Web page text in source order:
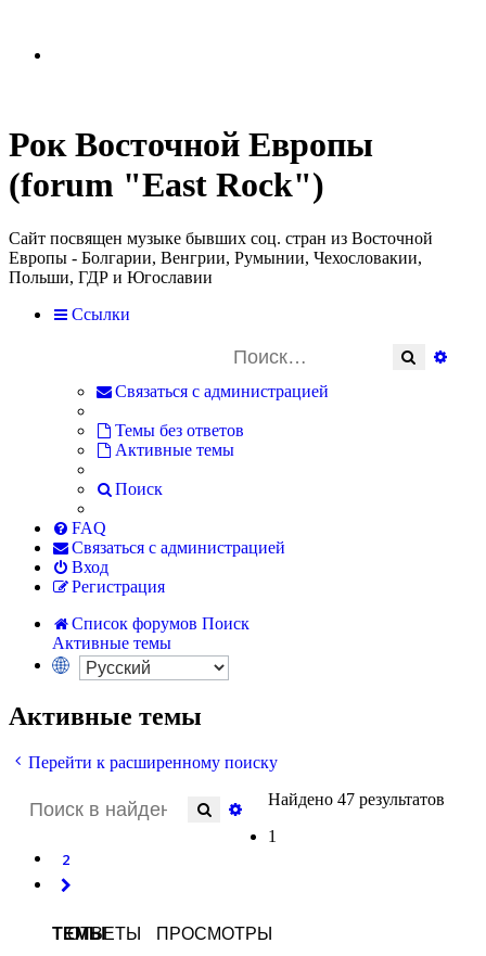
Рок Восточной Европы
(forum "East Rock")
Сайт посвящен музыке бывших соц. стран из Восточной
Европы - Болгарии, Венгрии, Румынии, Чехословакии,
Польши, ГДР и Югославии
Поиск
Ссылки
Связаться с администрацией
Темы без ответов
Активные темы
Поиск
FAQ
Связаться с администрацией
Вход
Регистрация
Список форумов Поиск
Активные темы
Активные темы
Перейти к расширенному поиску
Поиск Расширенный поиск
Найдено 47 результатов
1
2
ТЕМЫ
ОТВЕТЫ ПРОСМОТРЫ